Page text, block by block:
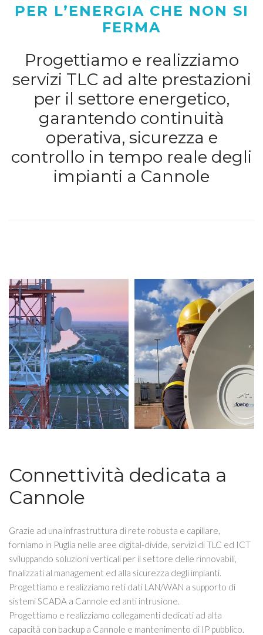
PER L’ENERGIA CHE NON SI
FERMA
Progettiamo e realizziamo
servizi TLC ad alte prestazioni
per il settore energetico,
garantendo continuità
operativa, sicurezza e
controllo in tempo reale degli
impianti a Cannole
Connettività dedicata a
Cannole
Grazie ad una infrastruttura di rete robusta e capillare,
forniamo in Puglia nelle aree digital-divide, servizi di TLC ed ICT
sviluppando soluzioni verticali per il settore delle rinnovabili,
finalizzati al management ed alla sicurezza degli impianti.
Progettiamo e realizziamo reti dati LAN/WAN a supporto di
sistemi SCADA a Cannole ed anti intrusione.
Progettiamo e realizziamo collegamenti dedicati ad alta
capacità con backup a Cannole e mantenimento di IP pubblico.